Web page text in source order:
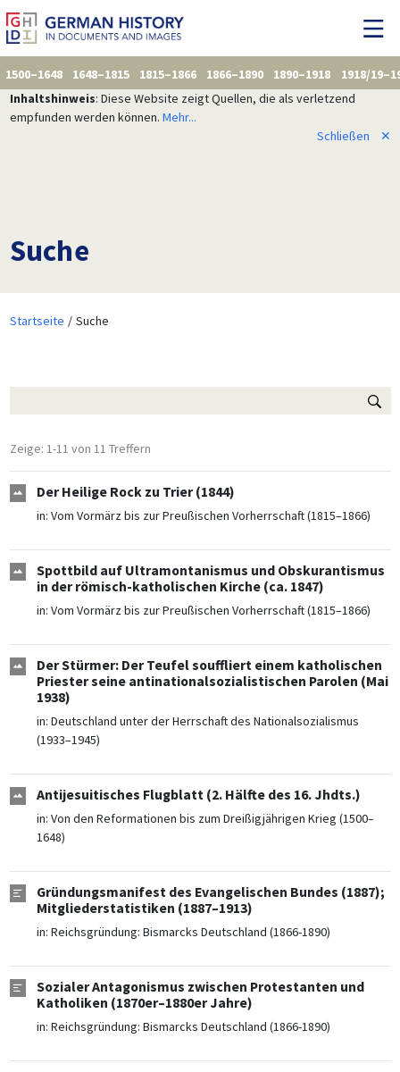
1500–1648 1648–1815 1815–1866 1866–1890 1890–1918
1918/
Inhaltshinweis: Diese Website zeigt Quellen, die als verletzend
empfunden werden können. Mehr...
Schließen
✕
Suche
Startseite Suche
Zeige: 1-11 von 11 Treffern
Der Heilige Rock zu Trier (1844)
in: Vom Vormärz bis zur Preußischen Vorherrschaft (1815–1866)
Spottbild auf Ultramontanismus und Obskurantismus
in der römisch-katholischen Kirche (ca. 1847)
in: Vom Vormärz bis zur Preußischen Vorherrschaft (1815–1866)
Der Stürmer: Der Teufel souffliert einem katholischen
Priester seine antinationalsozialistischen Parolen (Mai
1938)
in: Deutschland unter der Herrschaft des Nationalsozialismus
(1933–1945)
Antijesuitisches Flugblatt (2. Hälfte des 16. Jhdts.)
in: Von den Reformationen bis zum Dreißigjährigen Krieg (1500–
1648)
Gründungsmanifest des Evangelischen Bundes (1887);
Mitgliederstatistiken (1887–1913)
in: Reichsgründung: Bismarcks Deutschland (1866-1890)
Sozialer Antagonismus zwischen Protestanten und
Katholiken (1870er–1880er Jahre)
in: Reichsgründung: Bismarcks Deutschland (1866-1890)